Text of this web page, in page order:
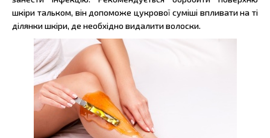
шкіри тальком, він допоможе цукрової суміші впливати на ті
ділянки шкіри, де необхідно видалити волоски.